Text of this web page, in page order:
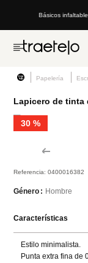
Lo que está
Papelería
Lapicero de tinta
30 %
Referencia:0400016382
Género Hombre
Características
Estilo minimalista.
Punta extra fina de